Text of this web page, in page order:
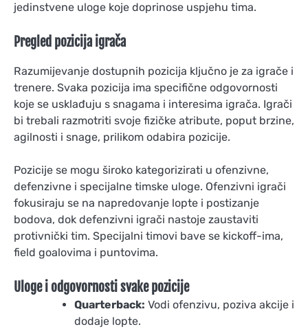
jedinstvene uloge koje doprinose uspjehu tima.
Pregled pozicija igrača
Razumijevanje dostupnih pozicija ključno je za igrače i
trenere. Svaka pozicija ima specifične odgovornosti
koje se usklađuju s snagama i interesima igrača. Igrači
bi trebali razmotriti svoje fizičke atribute, poput brzine,
agilnosti i snage, prilikom odabira pozicije.
Pozicije se mogu široko kategorizirati u ofenzivne,
defenzivne i specijalne timske uloge. Ofenzivni igrači
fokusiraju se na napredovanje lopte i postizanje
bodova, dok defenzivni igrači nastoje zaustaviti
protivnički tim. Specijalni timovi bave se kickoff-ima,
field goalovima i puntovima.
Uloge i odgovornosti svake pozicije
Quarterback: Vodi ofenzivu, poziva akcije i
dodaje lopte.